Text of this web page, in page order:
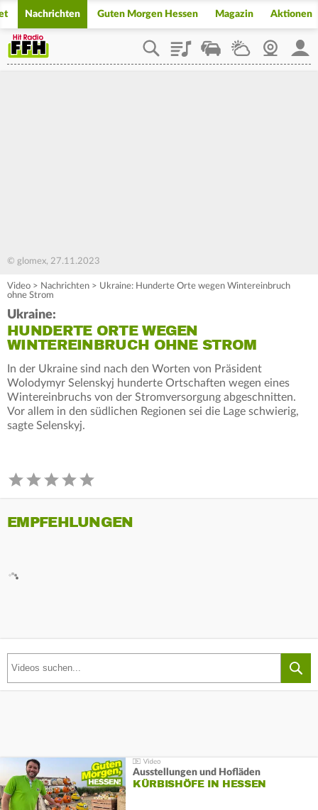
Nachrichten Guten Morgen Hessen Magazin Aktionen
PlaylistStaupilotWetterWebcam
© glomex, 27.11.2023
Video > Nachrichten > Ukraine: Hunderte Orte wegen Wintereinbruch
ohne Strom
Ukraine:
HUNDERTE ORTE WEGEN
WINTEREINBRUCH OHNE STROM
In der Ukraine sind nach den Worten von Präsident
Wolodymyr Selenskyj hunderte Ortschaften wegen eines
Wintereinbruchs von der Stromversorgung abgeschnitten.
Vor allem in den südlichen Regionen sei die Lage schwierig,
sagte Selenskyj.
EMPFEHLUNGEN
Ausstellungen und Hofläden
KÜRBISHÖFE IN HESSEN